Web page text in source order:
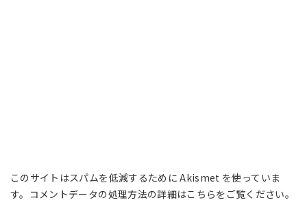
このサイトはスパムを低減するために Akismet を使っていま
す。 コメントデータの処理方法の詳細はこちらをご覧ください。